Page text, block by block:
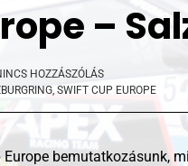
–
HOZZÁSZÓLÁS
, SWIFT CUP EUROPE
bemutatkozásunk,